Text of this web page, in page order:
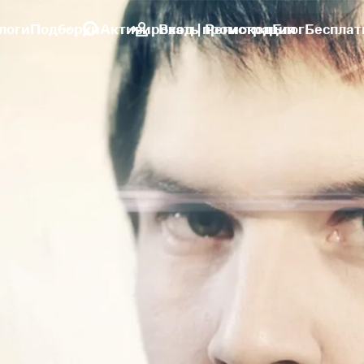
ПодборкиАктивировать промокодБлог
Вход | Регистрация